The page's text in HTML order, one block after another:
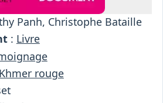
Panh, Christophe Bataille
: Livre
Khmer rouge